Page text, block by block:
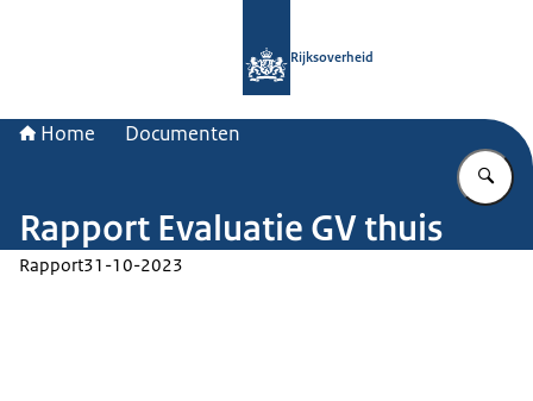
Rijksoverheid
Home Documenten
Rapport Evaluatie GV thuis
Rapport31-10-2023